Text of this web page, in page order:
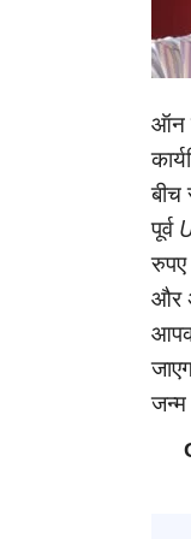
ऑन
पूर्व
और